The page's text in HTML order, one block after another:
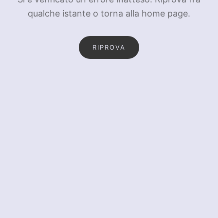
qualche istante o torna alla home page.
RIPROVA